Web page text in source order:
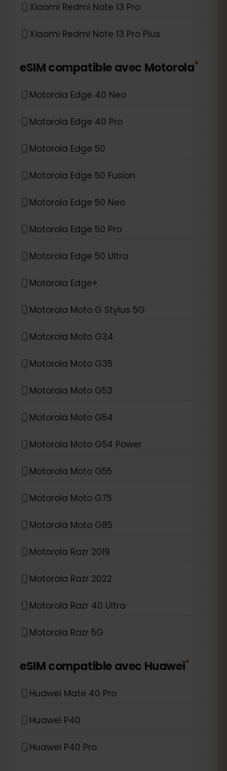
Xiaomi Redmi Note 13 Pro
Xiaomi Redmi Note 13 Pro Plus
eSIM compatible avec Motorola*
Motorola Edge 40 Neo
Motorola Edge 40 Pro
Motorola Edge 50
Motorola Edge 50 Fusion
Motorola Edge 50 Neo
Motorola Edge 50 Pro
Motorola Edge 50 Ultra
Motorola Edge+
Motorola Moto G Stylus 5G
Motorola Moto G34
Motorola Moto G35
Motorola Moto G53
Motorola Moto G54
Motorola Moto G54 Power
Motorola Moto G55
Motorola Moto G75
Motorola Moto G85
Motorola Razr 2019
Motorola Razr 2022
Motorola Razr 40 Ultra
Motorola Razr 5G
eSIM compatible avec Huawei*
Huawei Mate 40 Pro
Huawei P40
Huawei P40 Pro